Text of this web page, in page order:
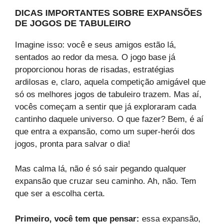
DICAS IMPORTANTES SOBRE EXPANSÕES
DE JOGOS DE TABULEIRO
Imagine isso: você e seus amigos estão lá,
sentados ao redor da mesa. O jogo base já
proporcionou horas de risadas, estratégias
ardilosas e, claro, aquela competição amigável que
só os melhores jogos de tabuleiro trazem. Mas aí,
vocês começam a sentir que já exploraram cada
cantinho daquele universo. O que fazer? Bem, é aí
que entra a expansão, como um super-herói dos
jogos, pronta para salvar o dia!
Mas calma lá, não é só sair pegando qualquer
expansão que cruzar seu caminho. Ah, não. Tem
que ser a escolha certa.
Primeiro, você tem que pensar: essa expansão,